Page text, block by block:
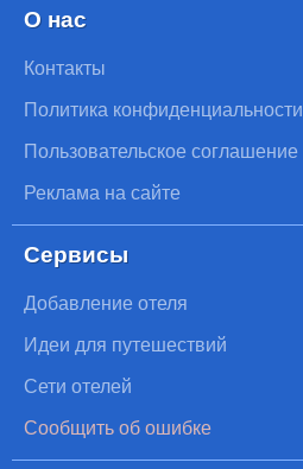
О нас
Контакты
Политика конфиденциальности
Пользовательское соглашение
Реклама на сайте
Сервисы
Добавление отеля
Идеи для путешествий
Сети отелей
Сообщить об ошибке